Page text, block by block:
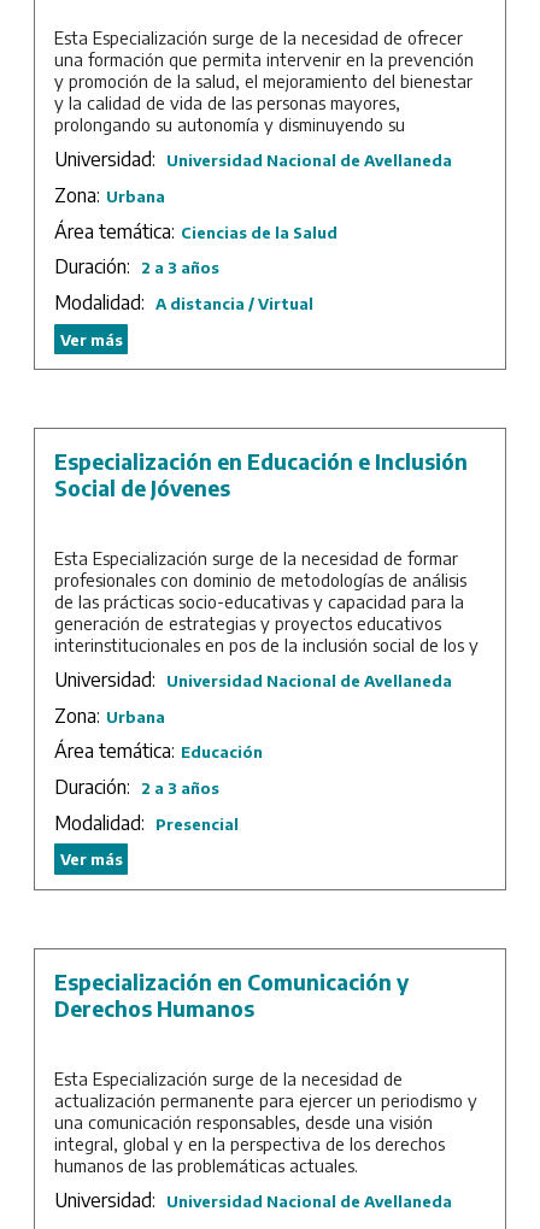
Esta Especialización surge de la necesidad de ofrecer
una formación que permita intervenir en la prevención
y promoción de la salud, el mejoramiento del bienestar
y la calidad de vida de las personas mayores,
prolongando su autonomía y disminuyendo su
dependencia.
Duración: 4 cuatrimestres más trabajo final.
Universidad: Universidad Nacional de Avellaneda
Zona: Urbana
Área temática: Ciencias de la Salud
Duración: 2 a 3 años
Modalidad:
A distancia / Virtual
Ver más
Especialización en Educación e Inclusión
Social de Jóvenes
Esta Especialización surge de la necesidad de formar
profesionales con dominio de metodologías de análisis
de las prácticas socio-educativas y capacidad para la
generación de estrategias y proyectos educativos
interinstitucionales en pos de la inclusión social de los y
las jóvenes.
Duración: 5 trimestres más trabajo final.
Universidad: Universidad Nacional de Avellaneda
Zona: Urbana
Área temática: Educación
Duración: 2 a 3 años
Modalidad:
Presencial
Ver más
Especialización en Comunicación y
Derechos Humanos
Esta Especialización surge de la necesidad de
actualización permanente para ejercer un periodismo y
una comunicación responsables, desde una visión
integral, global y en la perspectiva de los derechos
humanos de las problemáticas actuales.
Duración: 3 cuatrimestres más trabajo final.
Universidad: Universidad Nacional de Avellaneda